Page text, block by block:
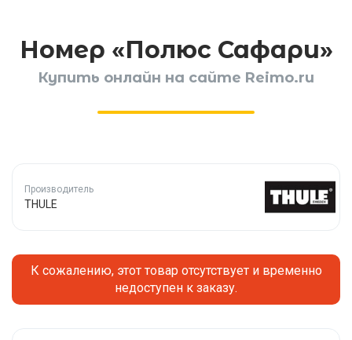
Номер «Полюс Сафари»
Купить онлайн на сайте Reimo.ru
Производитель
THULE
К сожалению, этот товар отсутствует и временно
недоступен к заказу.